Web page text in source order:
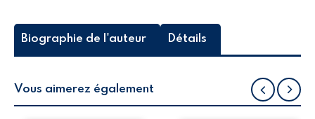
Biographie de l'auteur Détails
Vous aimerez également